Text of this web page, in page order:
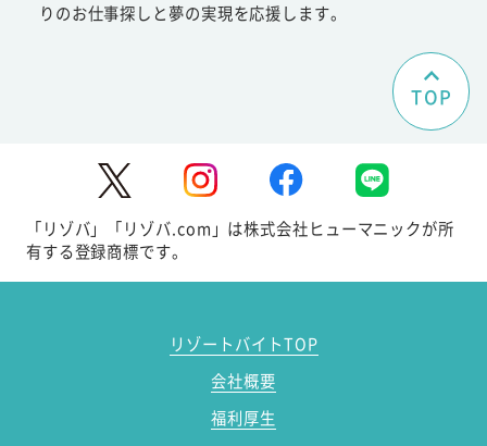
りのお仕事探しと夢の実現を応援します。
TOP
「リゾバ」「リゾバ.com」は株式会社ヒューマニックが所
有する登録商標です。
リゾートバイトTOP
会社概要
福利厚生